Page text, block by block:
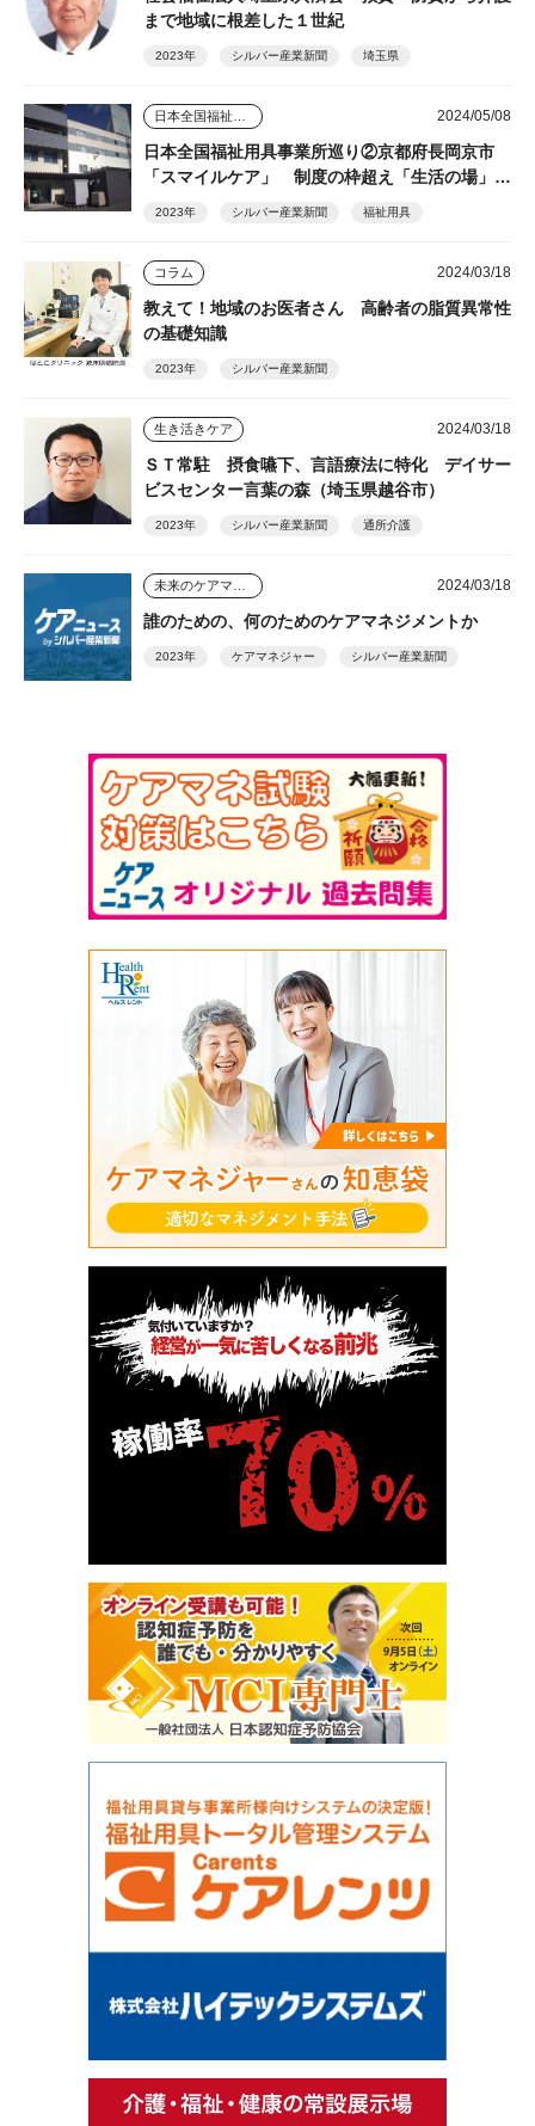
まで地域に根差した１世紀
2023年 シルバー産業新聞 埼玉県
2024/05/08
日本全国福祉用具事業所巡り②京都府長岡京市
「スマイルケア」 制度の枠超え「生活の場」を
2023年 シルバー産業新聞 福祉用具
コラム 2024/03/18
教えて！地域のお医者さん 高齢者の脂質異常性
の基礎知識
2023年 シルバー産業新聞
生き活きケア 2024/03/18
ＳＴ常駐 摂食嚥下、言語療法に特化 デイサー
ビスセンター言葉の森（埼玉県越谷市）
2023年 シルバー産業新聞 通所介護
2024/03/18
誰のための、何のためのケアマネジメントか
2023年 ケアマネジャー シルバー産業新聞